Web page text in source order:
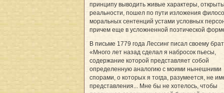
принципу выводить живые характеры,
реальности, пошел по пути изложения
моральных сентенций устами условных
причем еще в усложненной поэтической
В письме 1779 года Лессинг писал своему
«Много лет назад сделал я набросок пьесы,
содержание которой представляет собой
определенную аналогию с моими нынешними
спорами, о которых я тогда, разумеется, не
представления... Мне бы не хотелось, чтобы